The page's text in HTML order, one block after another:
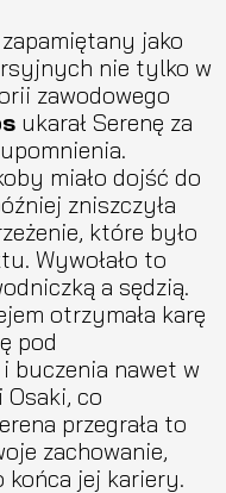
jako
nie tylko w
zawodowego
ukarał Serenę za
miało dojść do
zniszczyła
które było
Wywołało to
a sędzią.
otrzymała karę
pod
buczenia nawet w
co
przegrała to
zachowanie,
końca jej kariery.